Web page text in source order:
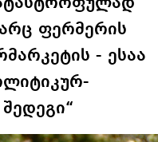
ფერმერის
- ესაა